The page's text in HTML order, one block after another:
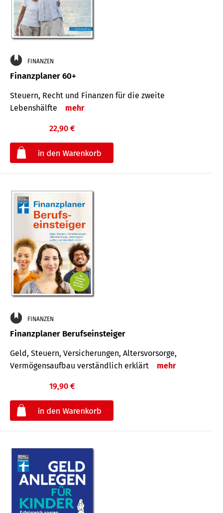
FINANZEN
Finanzplaner 60+
Steuern, Recht und Finanzen für die zweite
Lebenshälfte
mehr
22,90 €
FINANZEN
Finanzplaner Berufseinsteiger
Geld, Steuern, Versicherungen, Altersvorsorge,
Vermögensaufbau verständlich erklärt
mehr
19,90 €